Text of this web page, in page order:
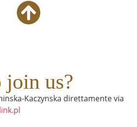
join us?
Kaczynska direttamente via